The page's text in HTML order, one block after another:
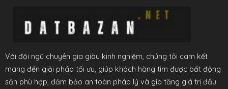
Với đội ngũ chuyên gia giàu kinh nghiệm, chúng tôi cam kết
mang đến giải pháp tối ưu, giúp khách hàng tìm được bất động
sản phù hợp, đảm bảo an toàn pháp lý và gia tăng giá trị đầu